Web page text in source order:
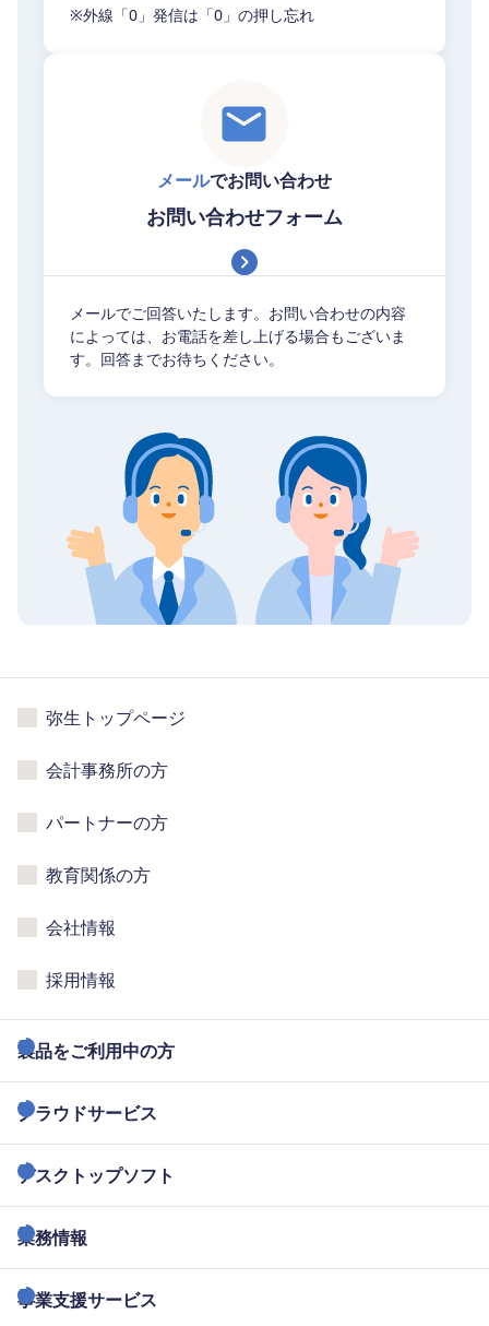
※外線「0」発信は「0」の押し忘れ
メールでお問い合わせ
お問い合わせフォーム
メールでご回答いたします。お問い合わせの内容
によっては、お電話を差し上げる場合もございま
す。回答までお待ちください。
弥生トップページ
会計事務所の方
パートナーの方
教育関係の方
会社情報
採用情報
製品をご利用中の方
クラウドサービス
デスクトップソフト
業務情報
事業支援サービス